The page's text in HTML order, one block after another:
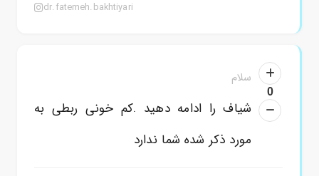
dr.fatemeh.bakhtiyari
0
سلام
شیاف را ادامه دهید .کم خونی ربطی به
مورد ذکر شده شما ندارد